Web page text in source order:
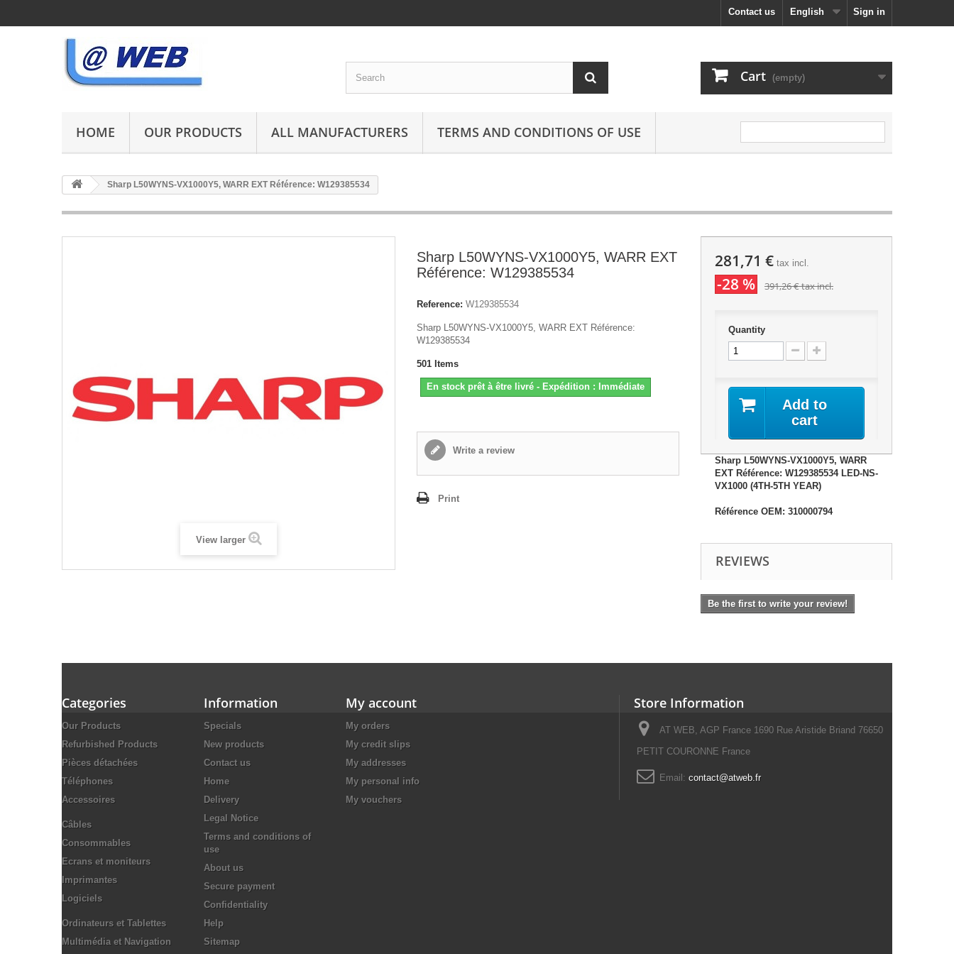
Sign in
English
Contact us
Cart (empty)
HOME OUR PRODUCTS ALL MANUFACTURERS TERMS AND CONDITIONS OF USE
Sharp L50WYNS-VX1000Y5, WARR EXT Référence: W129385534
View larger
Sharp L50WYNS-VX1000Y5, WARR EXT
Référence: W129385534
Reference: W129385534
Sharp L50WYNS-VX1000Y5, WARR EXT Référence:
W129385534
501 Items
En stock prêt à être livré - Expédition : Immédiate
Write a review
Print
281,71 €tax incl.
-28 % 391,26 €tax incl.
Quantity
Add to
cart
Sharp L50WYNS-VX1000Y5, WARR
EXT Référence: W129385534 LED-NS-
VX1000 (4TH-5TH YEAR)
Référence OEM: 310000794
REVIEWS
Be the first to write your review!
Categories
Our Products
Refurbished Products
Pièces détachées
Téléphones
Accessoires
Câbles
Consommables
Ecrans et moniteurs
Imprimantes
Logiciels
Ordinateurs et Tablettes
Multimédia et Navigation
Information
Specials
New products
Contact us
Home
Delivery
Legal Notice
Terms and conditions of
use
About us
Secure payment
Confidentiality
Help
Sitemap
My account
My orders
My credit slips
My addresses
My personal info
My vouchers
Store Information
AT WEB, AGP France 1690 Rue Aristide Briand 76650
PETIT COURONNE France
Email: contact@atweb.fr